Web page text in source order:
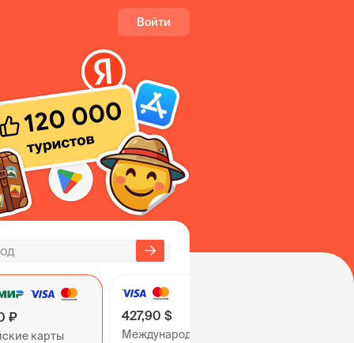
Войти
₽
карты
427,90 $
Международные карты